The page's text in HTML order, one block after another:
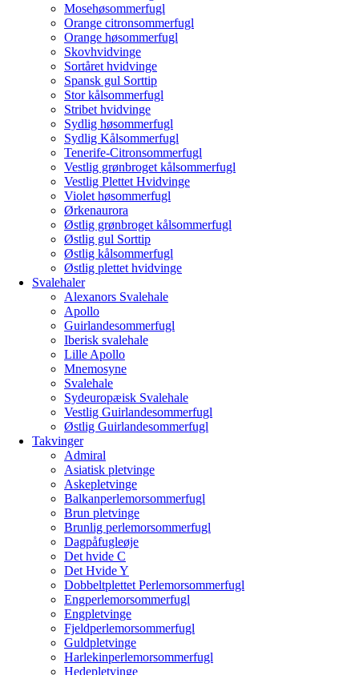
Mosehøsommerfugl
Orange citronsommerfugl
Orange høsommerfugl
Skovhvidvinge
Sortåret hvidvinge
Spansk gul Sorttip
Stor kålsommerfugl
Stribet hvidvinge
Sydlig høsommerfugl
Sydlig Kålsommerfugl
Tenerife-Citronsommerfugl
Vestlig grønbroget kålsommerfugl
Vestlig Plettet Hvidvinge
Violet høsommerfugl
Ørkenaurora
Østlig grønbroget kålsommerfugl
Østlig gul Sorttip
Østlig kålsommerfugl
Østlig plettet hvidvinge
Svalehaler
Alexanors Svalehale
Apollo
Guirlandesommerfugl
Iberisk svalehale
Lille Apollo
Mnemosyne
Svalehale
Sydeuropæisk Svalehale
Vestlig Guirlandesommerfugl
Østlig Guirlandesommerfugl
Takvinger
Admiral
Asiatisk pletvinge
Askepletvinge
Balkanperlemorsommerfugl
Brun pletvinge
Brunlig perlemorsommerfugl
Dagpåfugleøje
Det hvide C
Det Hvide Y
Dobbeltplettet Perlemorsommerfugl
Engperlemorsommerfugl
Engpletvinge
Fjeldperlemorsommerfugl
Guldpletvinge
Harlekinperlemorsommerfugl
Hedepletvinge